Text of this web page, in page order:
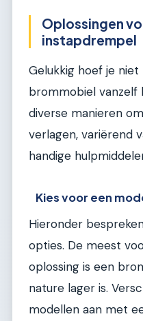
Oplossingen
instapdrempel
Gelukkig hoef je
brommobiel vanzelf
diverse manieren
verlagen, variërend
handige
Kies voor een
Hieronder
opties. De meest
oplossing is een
nature lager is.
modellen aan met